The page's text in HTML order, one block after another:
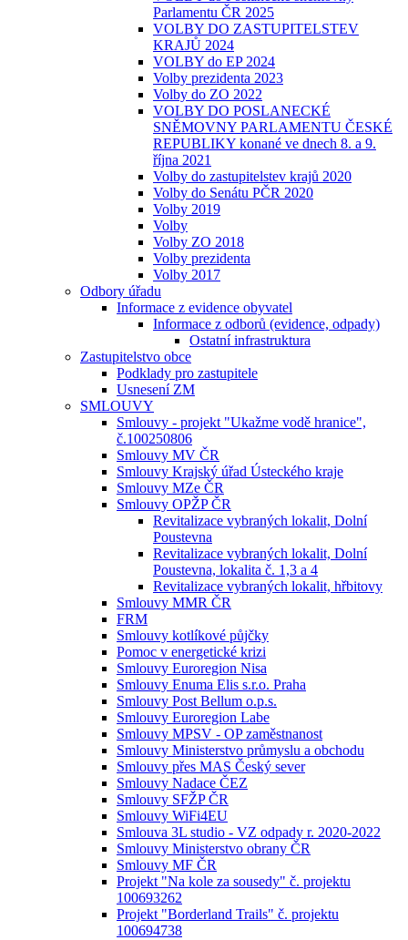
Parlamentu ČR 2025
VOLBY DO ZASTUPITELSTEV
KRAJŮ 2024
VOLBY do EP 2024
Volby prezidenta 2023
Volby do ZO 2022
VOLBY DO POSLANECKÉ
SNĚMOVNY PARLAMENTU ČESKÉ
REPUBLIKY konané ve dnech 8. a 9.
října 2021
Volby do zastupitelstev krajů 2020
Volby do Senátu PČR 2020
Volby 2019
Volby
Volby ZO 2018
Volby prezidenta
Volby 2017
Odbory úřadu
Informace z evidence obyvatel
Informace z odborů (evidence, odpady)
Ostatní infrastruktura
Zastupitelstvo obce
Podklady pro zastupitele
Usnesení ZM
SMLOUVY
Smlouvy - projekt "Ukažme vodě hranice",
č.100250806
Smlouvy MV ČR
Smlouvy Krajský úřad Ústeckého kraje
Smlouvy MZe ČR
Smlouvy OPŽP ČR
Revitalizace vybraných lokalit, Dolní
Poustevna
Revitalizace vybraných lokalit, Dolní
Poustevna, lokalita č. 1,3 a 4
Revitalizace vybraných lokalit, hřbitovy
Smlouvy MMR ČR
FRM
Smlouvy kotlíkové půjčky
Pomoc v energetické krizi
Smlouvy Euroregion Nisa
Smlouvy Enuma Elis s.r.o. Praha
Smlouvy Post Bellum o.p.s.
Smlouvy Euroregion Labe
Smlouvy MPSV - OP zaměstnanost
Smlouvy Ministerstvo průmyslu a obchodu
Smlouvy přes MAS Český sever
Smlouvy Nadace ČEZ
Smlouvy SFŽP ČR
Smlouvy WiFi4EU
Smlouva 3L studio - VZ odpady r. 2020-2022
Smlouvy Ministerstvo obrany ČR
Smlouvy MF ČR
Projekt "Na kole za sousedy" č. projektu
100693262
Projekt "Borderland Trails" č. projektu
100694738